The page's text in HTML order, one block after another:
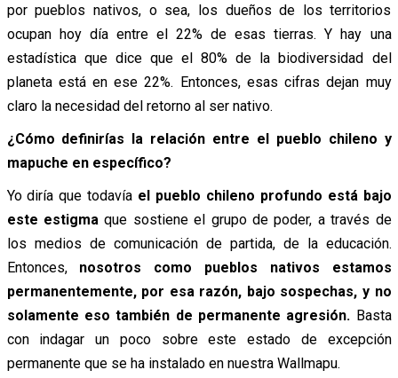
por pueblos nativos, o sea, los dueños de los territorios
ocupan hoy día entre el 22% de esas tierras. Y hay una
estadística que dice que el 80% de la biodiversidad del
planeta está en ese 22%. Entonces, esas cifras dejan muy
claro la necesidad del retorno al ser nativo.
¿Cómo definirías la relación entre el pueblo chileno y
mapuche en específico?
Yo diría que todavía el pueblo chileno profundo está bajo
este estigma que sostiene el grupo de poder, a través de
los medios de comunicación de partida, de la educación.
Entonces, nosotros como pueblos nativos estamos
permanentemente, por esa razón, bajo sospechas, y no
solamente eso también de permanente agresión. Basta
con indagar un poco sobre este estado de excepción
permanente que se ha instalado en nuestra Wallmapu.